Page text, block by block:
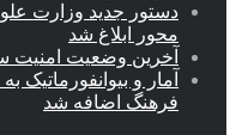
دستور جدید وزارت
محور ابلاغ شد
آخرین وضعیت امنیت
آمار و
فرهنگ اضافه شد